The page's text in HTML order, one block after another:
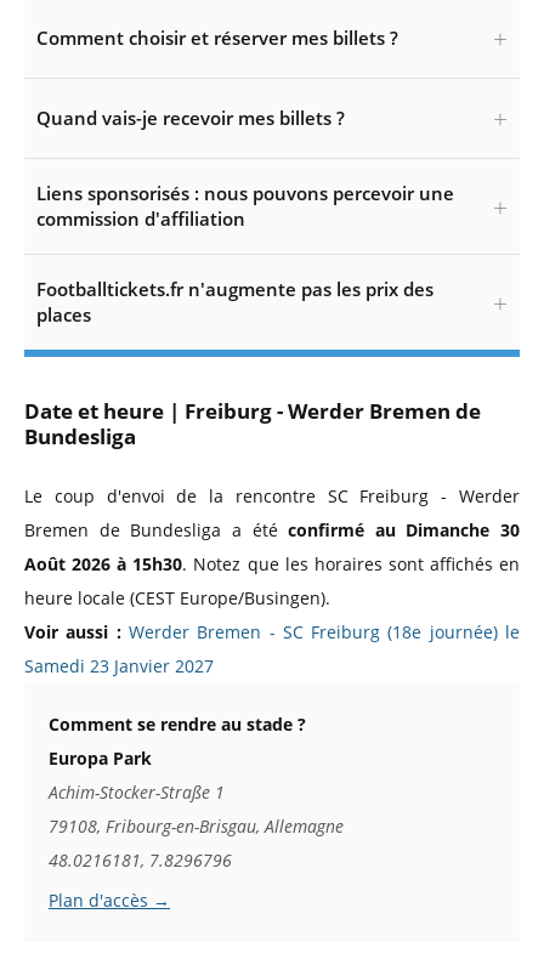
Comment choisir et réserver mes billets ?
Quand vais-je recevoir mes billets ?
Liens sponsorisés : nous pouvons percevoir une
commission d'affiliation
Footballtickets.fr n'augmente pas les prix des
places
Date et heure | Freiburg - Werder Bremen de
Bundesliga
Le coup d'envoi de la rencontre SC Freiburg - Werder
Bremen de Bundesliga a étéconfirmé au Dimanche 30
Août 2026 à 15h30. Notez que les horaires sont affichés en
heure locale (CEST Europe/Busingen).
Voir aussi : Werder Bremen - SC Freiburg (18e journée) le
Samedi 23 Janvier 2027
Comment se rendre au stade ?
Europa Park
Achim-Stocker-Straße 1
79108, Fribourg-en-Brisgau, Allemagne
48.0216181, 7.8296796
Plan d'accès →